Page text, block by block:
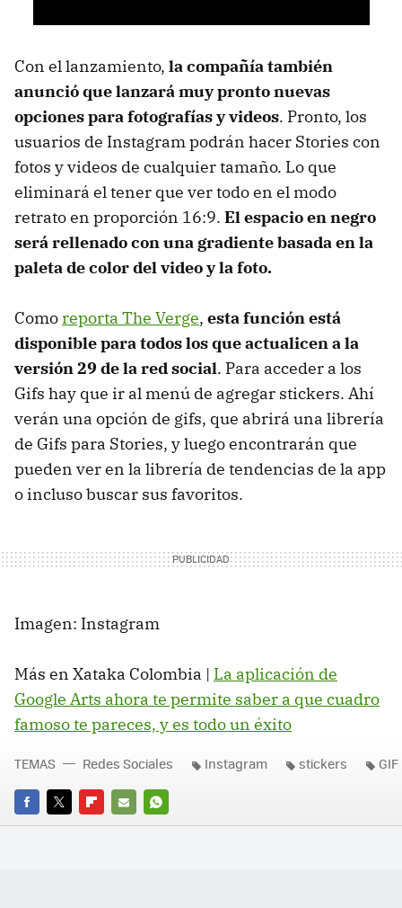
Con el lanzamiento, la compañía también
anunció que lanzará muy pronto nuevas
opciones para fotografías y videos. Pronto, los
usuarios de Instagram podrán hacer Stories con
fotos y videos de cualquier tamaño. Lo que
eliminará el tener que ver todo en el modo
retrato en proporción 16:9. El espacio en negro
será rellenado con una gradiente basada en la
paleta de color del video y la foto.
Comoreporta The Verge, esta función está
disponible para todos los que actualicen a la
versión 29 de la red social. Para acceder a los
Gifs hay que ir al menú de agregar stickers. Ahí
verán una opción de gifs, que abrirá una librería
de Gifs para Stories, y luego encontrarán que
pueden ver en la librería de tendencias de la app
o incluso buscar sus favoritos.
Imagen: Instagram
Más en Xataka Colombia | La aplicación de
Google Arts ahora te permite saber a que cuadro
famoso te pareces, y es todo un éxito
FACEBOOK
TWITTERFLIPBOARD
E-
WHATSAPP
TEMAS Redes Sociales Instagram stickers GIF